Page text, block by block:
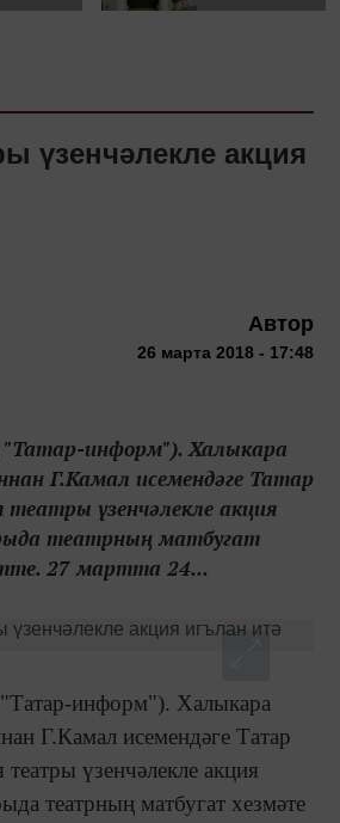
үзенчәлекле акция
Автор
26 марта 2018 - 17:48
информ"). Халыкара
Г.Камал исемендәге Татар
үзенчәлекле акция
театрның матбугат
27 мартта 24...
информ"). Халыкара
Г.Камал исемендәге Татар
үзенчәлекле акция
театрның матбугат хезмәте